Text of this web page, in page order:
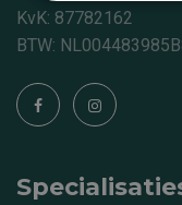
KvK: 87782162
BTW: